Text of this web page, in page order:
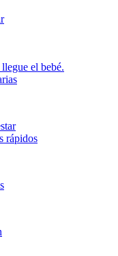
el bebé.
rápidos